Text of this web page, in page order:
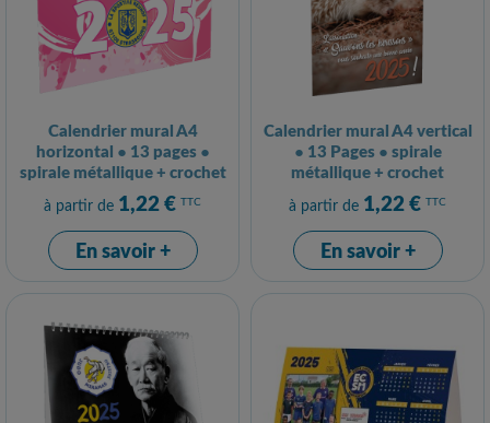
Calendrier mural A4
horizontal ● 13 pages ●
spirale métallique + crochet
à partir de 1,22 € TTC
En savoir +
Calendrier mural A4 vertical
● 13 Pages ● spirale
métallique + crochet
à partir de 1,22 € TTC
En savoir +